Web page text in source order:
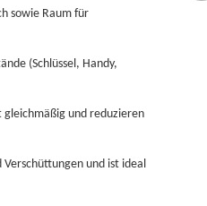
sowie Raum für
(Schlüssel, Handy,
und reduzieren
und ist ideal